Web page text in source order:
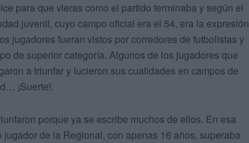
para que vieras como el partido terminaba y según el
juvenil, cuyo campo oficial era el 54, era la expresión
jugadores fueran vistos por corredores de futbolistas y
de superior categoría. Algunos de los jugadores que
a triunfar y lucieron sus cualidades en campos de
¡Suerte!.
porque ya se escribe muchos de ellos. En esa
de la Regional, con apenas 16 años, superaba